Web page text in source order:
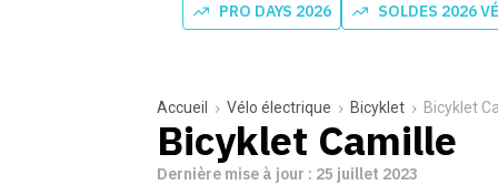
PRO DAYS 2026 SOLDES 2026
Accueil Vélo électrique Bicyklet Bicyklet
Bicyklet Camille
Dernière mise à jour : 25 juillet 2023